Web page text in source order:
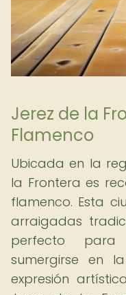
Jerez de la
Flamenco
Ubicada en la
la Frontera es
flamenco. Esta
arraigadas
perfecto para
sumergirse en
expresión